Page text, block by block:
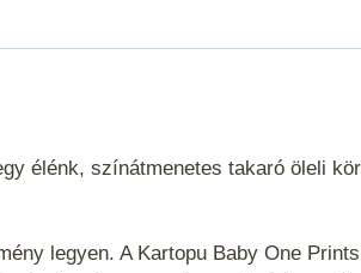
élénk, színátmenetes takaró öleli
legyen. A Kartopu Baby One